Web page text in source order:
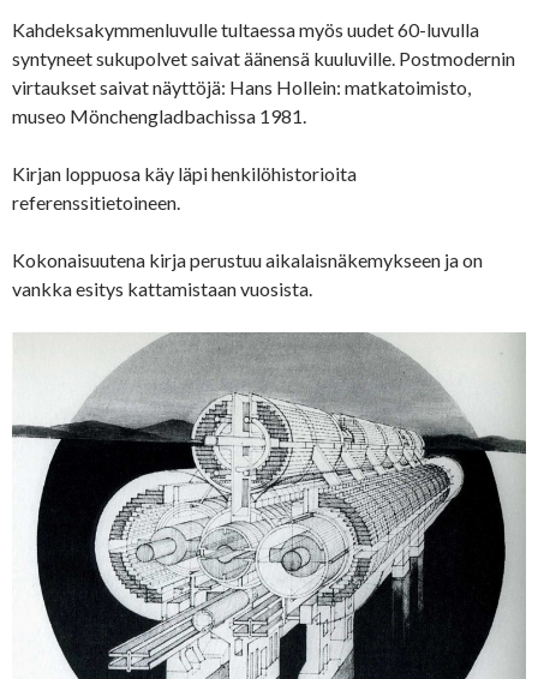
Kahdeksakymmenluvulle tultaessa myös uudet 60-luvulla
syntyneet sukupolvet saivat äänensä kuuluville. Postmodernin
virtaukset saivat näyttöjä: Hans Hollein: matkatoimisto,
museo Mönchengladbachissa 1981.
Kirjan loppuosa käy läpi henkilöhistorioita
referenssitietoineen.
Kokonaisuutena kirja perustuu aikalaisnäkemykseen ja on
vankka esitys kattamistaan vuosista.